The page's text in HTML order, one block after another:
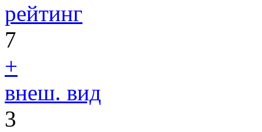
рейтинг
7
+
внеш. вид
3